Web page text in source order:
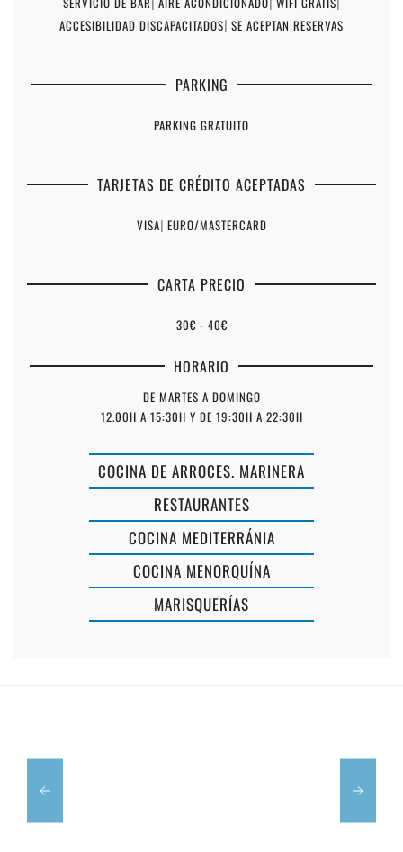
ACCESIBILIDAD DISCAPACITADOS| SE ACEPTAN RESERVAS
PARKING
PARKING GRATUITO
TARJETAS DE CRÉDITO ACEPTADAS
VISA| EURO/MASTERCARD
CARTA PRECIO
30€ - 40€
HORARIO
DE MARTES A DOMINGO
12.00H A 15:30H Y DE 19:30H A 22:30H
COCINA DE ARROCES. MARINERA
RESTAURANTES
COCINA MEDITERRÁNIA
COCINA MENORQUÍNA
MARISQUERÍAS